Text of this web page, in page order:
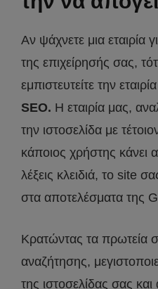
Αν ψάχνετε μια εταιρία
της επιχείρησής σας,
εμπιστευτείτε την
SEO. Η εταιρία μας,
την ιστοσελίδα με
κάποιος χρήστης κάνει
λέξεις κλειδιά, το site
στα αποτελέσματα της
Κρατώντας τα πρωτεία
αναζήτησης,
της ιστοσελίδας σας